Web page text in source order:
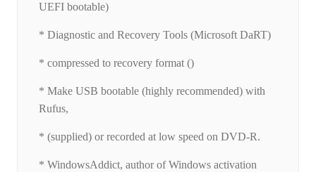
UEFI bootable)
* Diagnostic and Recovery Tools (Microsoft DaRT)
* compressed to recovery format ()
* Make USB bootable (highly recommended) with
Rufus,
* (supplied) or recorded at low speed on DVD-R.
* WindowsAddict, author of Windows activation